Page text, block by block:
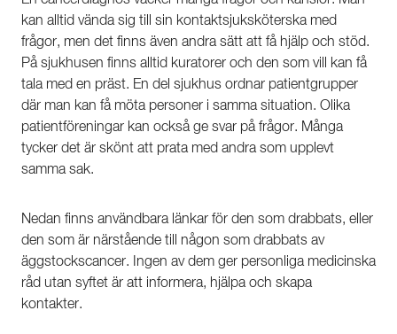
kan alltid vända sig till sin kontaktsjuksköterska med
frågor, men det finns även andra sätt att få hjälp och stöd.
På sjukhusen finns alltid kuratorer och den som vill kan få
tala med en präst. En del sjukhus ordnar patientgrupper
där man kan få möta personer i samma situation. Olika
patientföreningar kan också ge svar på frågor. Många
tycker det är skönt att prata med andra som upplevt
samma sak.
Nedan finns användbara länkar för den som drabbats, eller
den som är närstående till någon som drabbats av
äggstockscancer. Ingen av dem ger personliga medicinska
råd utan syftet är att informera, hjälpa och skapa
kontakter.